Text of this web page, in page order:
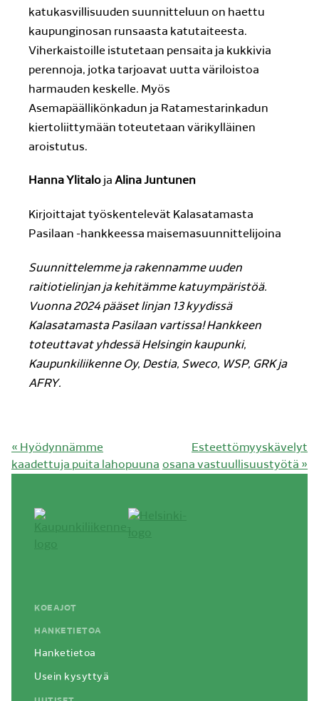
katukasvillisuuden suunnitteluun on haettu
kaupunginosan runsaasta katutaiteesta.
Viherkaistoille istutetaan pensaita ja kukkivia
perennoja, jotka tarjoavat uutta väriloistoa
harmauden keskelle. Myös
Asemapäällikönkadun ja Ratamestarinkadun
kiertoliittymään toteutetaan värikylläinen
aroistutus.
Hanna Ylitalo ja Alina Juntunen
Kirjoittajat työskentelevät Kalasatamasta
Pasilaan -hankkeessa maisemasuunnittelijoina
Suunnittelemme ja rakennamme uuden
raitiotielinjan ja kehitämme katuympäristöä.
Vuonna 2024 pääset linjan 13 kyydissä
Kalasatamasta Pasilaan vartissa! Hankkeen
toteuttavat yhdessä Helsingin kaupunki,
Kaupunkiliikenne Oy, Destia, Sweco, WSP, GRK ja
AFRY.
« Edellinen
artikkeli:
Hyödynnämme
kaadettuja puita lahopuuna
Seuraava
artikkeli:
Esteettömyyskävelyt
osana vastuullisuustyötä »
KOEAJOT
HANKETIETOA
Hanketietoa
Usein kysyttyä